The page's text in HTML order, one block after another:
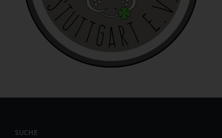
SUCHE
identifizierbar wird eine natürliche Person angesehen, die
direkt oder indirekt, insbesondere mittels Zuordnung zu
einer Kennung wie einem Namen, zu einer Kennnummer,
zu Standortdaten, zu einer Online-Kennung oder zu
einem oder mehreren besonderen Merkmalen, die
Ausdruck der physischen, physiologischen, genetischen,
psychischen, wirtschaftlichen, kulturellen oder sozialen
identifizierbare natürliche Person, deren